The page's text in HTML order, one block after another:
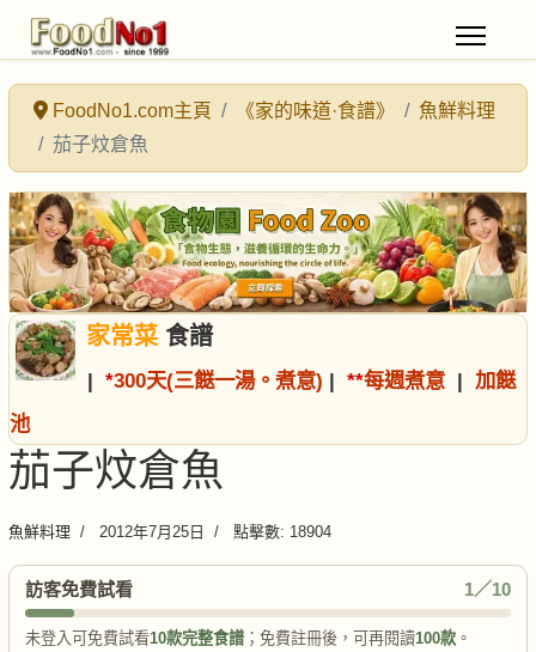
FoodNo1.com主頁 《家的味道·食譜》
魚鮮料理
茄子炆倉魚
家常菜食譜
| *300天(三餸一湯。煮意) | **每週煮意 | 加餸
池
茄子炆倉魚
魚鮮料理 2012年7月25日 點擊數: 18904
訪客免費試看 1／10
未登入可免費試看10款完整食譜 ；免費註冊後，可再閱讀100款 。